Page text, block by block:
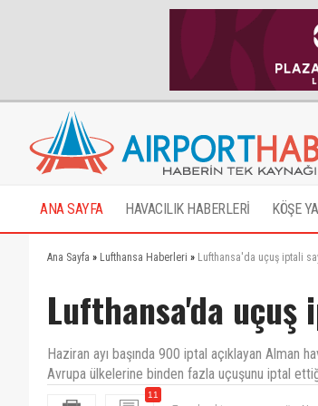
ANA SAYFA HAVACILIK HABERLERİ KÖŞE
Ana Sayfa » Lufthansa Haberleri » Lufthansa'da uçuş iptali
Lufthansa'da uçuş
Haziran ayı başında 900 iptal açıklayan Alman
Avrupa ülkelerine binden fazla uçuşunu iptal
11